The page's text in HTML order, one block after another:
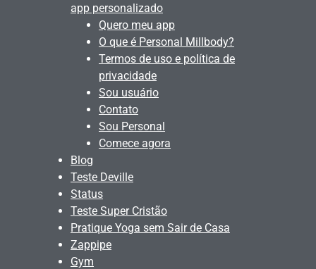
app personalizado
Quero meu app
O que é Personal Millbody?
Termos de uso e política de
privacidade
Sou usuário
Contato
Sou Personal
Comece agora
Blog
Teste Deville
Status
Teste Super Cristão
Pratique Yoga sem Sair de Casa
Zappipe
Gym